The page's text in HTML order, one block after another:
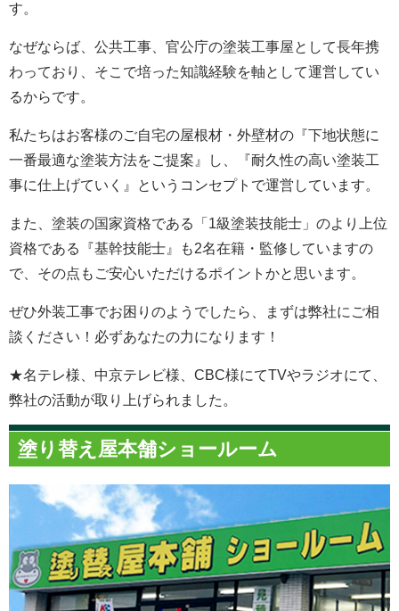
す。
なぜならば、公共工事、官公庁の塗装工事屋として長年携
わっており、そこで培った知識経験を軸として運営してい
るからです。
私たちはお客様のご自宅の屋根材・外壁材の『下地状態に
一番最適な塗装方法をご提案』し、『耐久性の高い塗装工
事に仕上げていく』というコンセプトで運営しています。
また、塗装の国家資格である「1級塗装技能士」のより上位
資格である『基幹技能士』も2名在籍・監修していますの
で、その点もご安心いただけるポイントかと思います。
ぜひ外装工事でお困りのようでしたら、まずは弊社にご相
談ください！必ずあなたの力になります！
★名テレ様、中京テレビ様、CBC様にてTVやラジオにて、
弊社の活動が取り上げられました。
塗り替え屋本舗ショールーム